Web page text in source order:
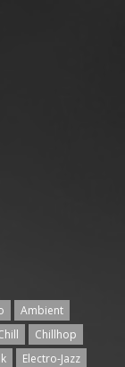
Ambient
Chillhop
Electro-Jazz